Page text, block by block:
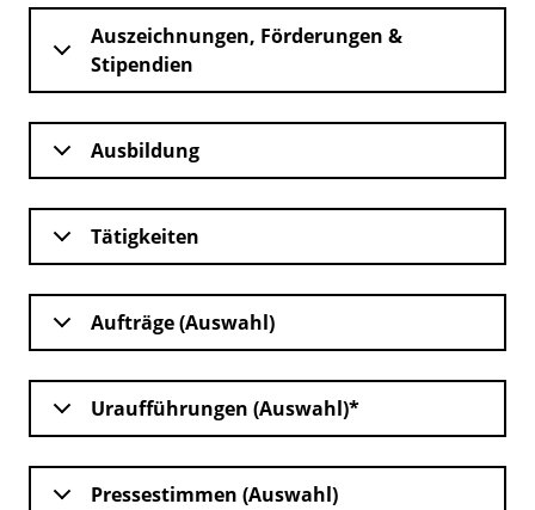
Auszeichnungen, Förderungen &
Stipendien
Ausbildung
Tätigkeiten
Aufträge (Auswahl)
Uraufführungen (Auswahl)*
Pressestimmen (Auswahl)